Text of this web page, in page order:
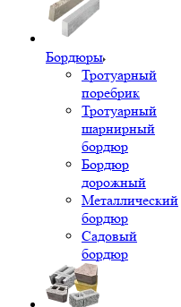
Бордюры
Тротуарный
поребрик
Тротуарный
шарнирный
бордюр
Бордюр
дорожный
Металлический
бордюр
Садовый
бордюр